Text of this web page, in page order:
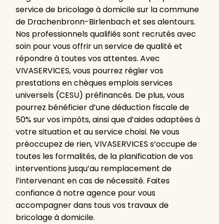
service de bricolage à domicile sur la commune
de Drachenbronn-Birlenbach et ses alentours.
Nos professionnels qualifiés sont recrutés avec
soin pour vous offrir un service de qualité et
répondre à toutes vos attentes. Avec
VIVASERVICES, vous pourrez régler vos
prestations en chèques emplois services
universels (CESU) préfinancés. De plus, vous
pourrez bénéficier d’une déduction fiscale de
50% sur vos impôts, ainsi que d’aides adaptées à
votre situation et au service choisi. Ne vous
préoccupez de rien, VIVASERVICES s’occupe de
toutes les formalités, de la planification de vos
interventions jusqu’au remplacement de
l’intervenant en cas de nécessité. Faites
confiance à notre agence pour vous
accompagner dans tous vos travaux de
bricolage à domicile.